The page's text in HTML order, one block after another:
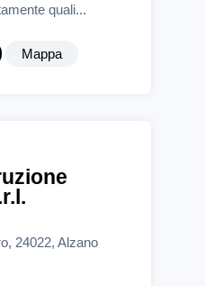
quali...
Mappa
24022, Alzano